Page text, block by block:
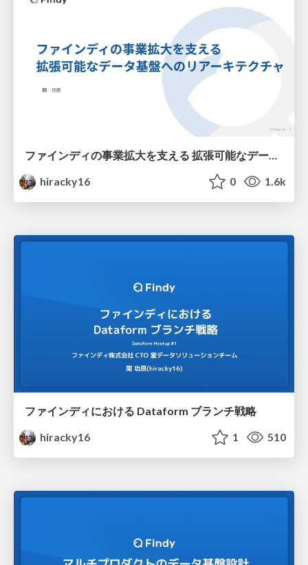
hiracky16
0 1.6k
ファインディにおける Dataform ブランチ戦略
hiracky16
1 510